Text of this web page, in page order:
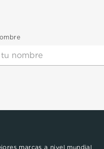
marcas a nivel mundial